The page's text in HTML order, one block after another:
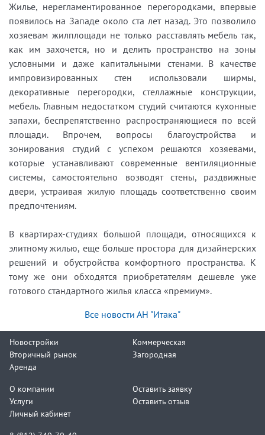
Жилье, нерегламентированное перегородками, впервые
появилось на Западе около ста лет назад. Это позволило
хозяевам жилплощади не только расставлять мебель так,
как им захочется, но и делить пространство на зоны
условными и даже капитальными стенами. В качестве
импровизированных стен использовали ширмы,
декоративные перегородки, стеллажные конструкции,
мебель. Главным недостатком студий считаются кухонные
запахи, беспрепятственно распространяющиеся по всей
площади. Впрочем, вопросы благоустройства и
зонирования студий с успехом решаются хозяевами,
которые устанавливают современные вентиляционные
системы, самостоятельно возводят стены, раздвижные
двери, устраивая жилую площадь соответственно своим
предпочтениям.
В квартирах-студиях большой площади, относящихся к
элитному жилью, еще больше простора для дизайнерских
решений и обустройства комфортного пространства. К
тому же они обходятся приобретателям дешевле уже
готового стандартного жилья класса «премиум».
Все новости АН "Итака"
Новостройки
Вторичный рынок
Аренда
Коммерческая
Загородная
О компании
Услуги
Личный кабинет
Оставить заявку
Оставить отзыв